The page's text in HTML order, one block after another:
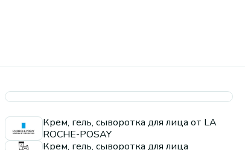
Крем, гель, сыворотка для лица от LA
ROCHE-POSAY
Крем, гель, сыворотка для лица